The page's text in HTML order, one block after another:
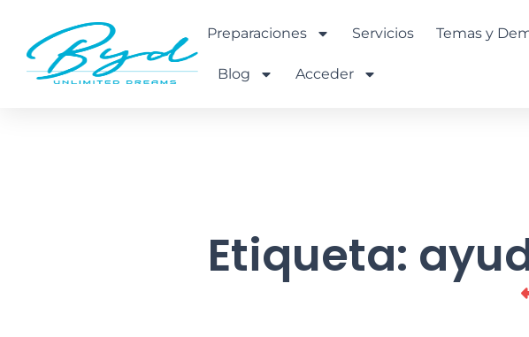
contenido
Preparaciones Servicios Temas y
Blog Acceder
Etiqueta: